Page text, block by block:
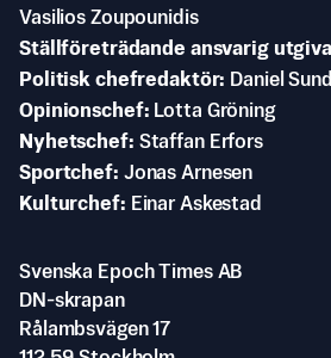
Vasilios Zoupounidis
Ställföreträdande ansvarig
Politisk chefredaktör
Daniel
Opinionschef
Lotta Gröning
Nyhetschef Staffan Erfors
Sportchef Jonas Arnesen
Kulturchef
Einar Askestad
Svenska Epoch Times AB
DN-skrapan
Rålambsvägen 17